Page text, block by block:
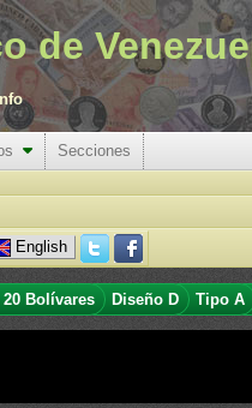
de
Secciones
English
20 Bolívares Diseño D Tipo A